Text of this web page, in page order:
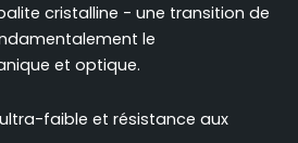
cristalline - une transition de
le
et optique.
faible et résistance aux